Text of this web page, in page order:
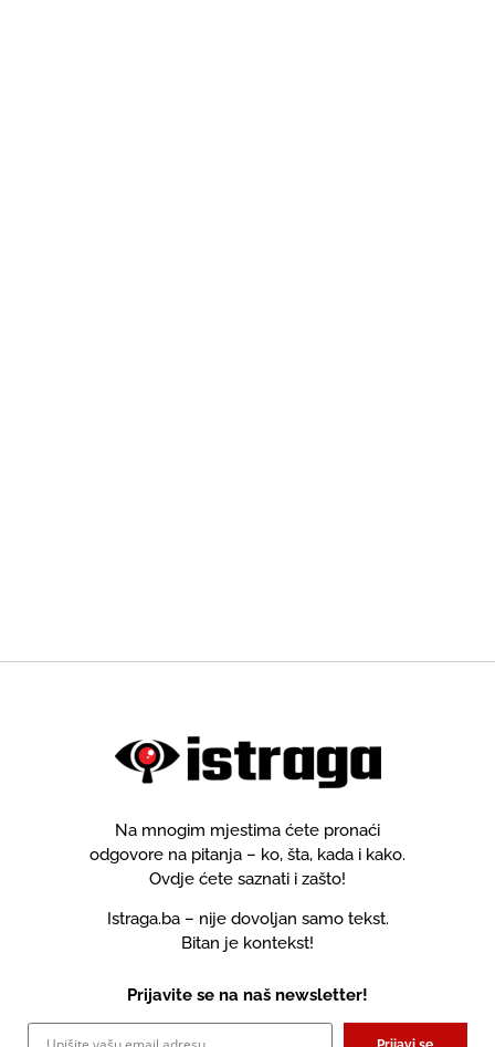
Na mnogim mjestima ćete pronaći
odgovore na pitanja – ko, šta, kada i kako.
Ovdje ćete saznati i zašto!
Istraga.ba – nije dovoljan samo tekst.
Bitan je kontekst!
Prijavite se na naš newsletter!